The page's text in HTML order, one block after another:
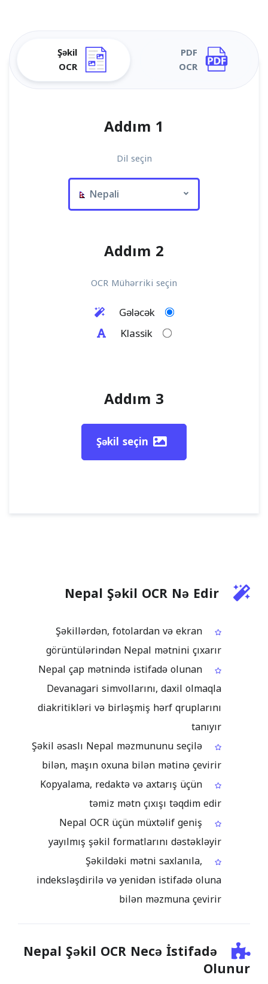
Şəkil
OCR
PDF
OCR
Addım 1
Dil seçin
Nepali
Addım 2
OCR Mühərriki seçin
Gələcək
Klassik
Addım 3
Şəkil seçin
Nepal Şəkil OCR Nə Edir
Şəkillərdən, fotolardan və ekran
görüntülərindən Nepal mətnini çıxarır
Nepal çap mətnində istifadə olunan
Devanagari simvollarını, daxil olmaqla
diakritikləri və birləşmiş hərf qruplarını
tanıyır
Şəkil əsaslı Nepal məzmununu seçilə
bilən, maşın oxuna bilən mətinə çevirir
Kopyalama, redaktə və axtarış üçün
təmiz mətn çıxışı təqdim edir
Nepal OCR üçün müxtəlif geniş
yayılmış şəkil formatlarını dəstəkləyir
Şəkildəki mətni saxlanıla,
indeksləşdirilə və yenidən istifadə oluna
bilən məzmuna çevirir
Nepal Şəkil OCR Necə İstifadə
Olunur